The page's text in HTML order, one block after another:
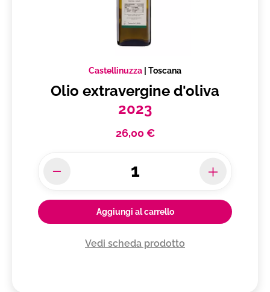
Castellinuzza Toscana
Olio extravergine d'oliva
2023
26,00 €
Aggiungi al carrello
Vedi scheda prodotto